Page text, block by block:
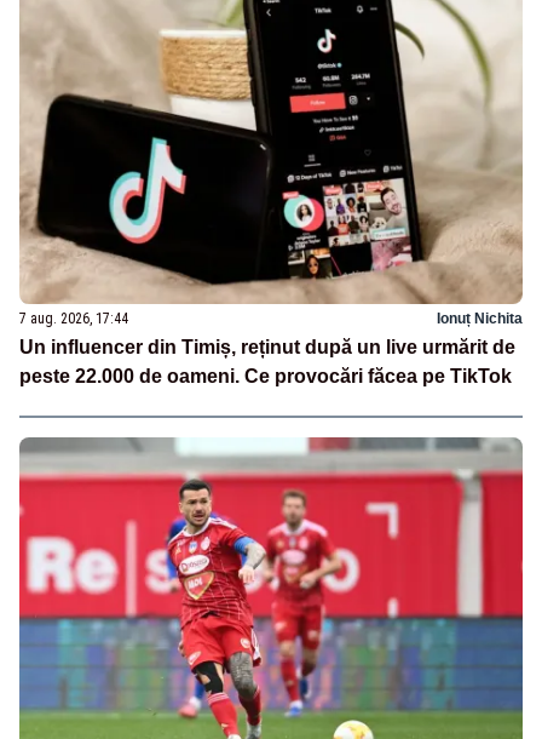
7 aug. 2026, 17:44 Ionuț Nichita
Un influencer din Timiș, reținut după un live urmărit de
peste 22.000 de oameni. Ce provocări făcea pe TikTok